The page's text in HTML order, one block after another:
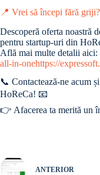
📍 Vrei să începi fără griji?
Descoperă oferta noastră
pentru startup-uri din
Află mai multe detalii aici:
all-in-onehttps://
📞 Contactează-ne acum
HoReCa! 📧
👉 Afacerea ta merită un
ANTERIOR